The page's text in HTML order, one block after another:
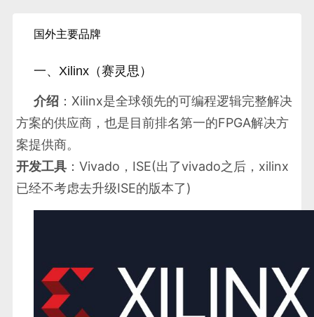
国外主要品牌
一、Xilinx（赛灵思）
介绍 ：Xilinx是全球领先的可编程逻辑完整解决
方案的供应商，也是目前排名第一的FPGA解决方
案提供商。
开发工具 ：Vivado，ISE(出了vivado之后，xilinx
已经不考虑去升级ISE的版本了)